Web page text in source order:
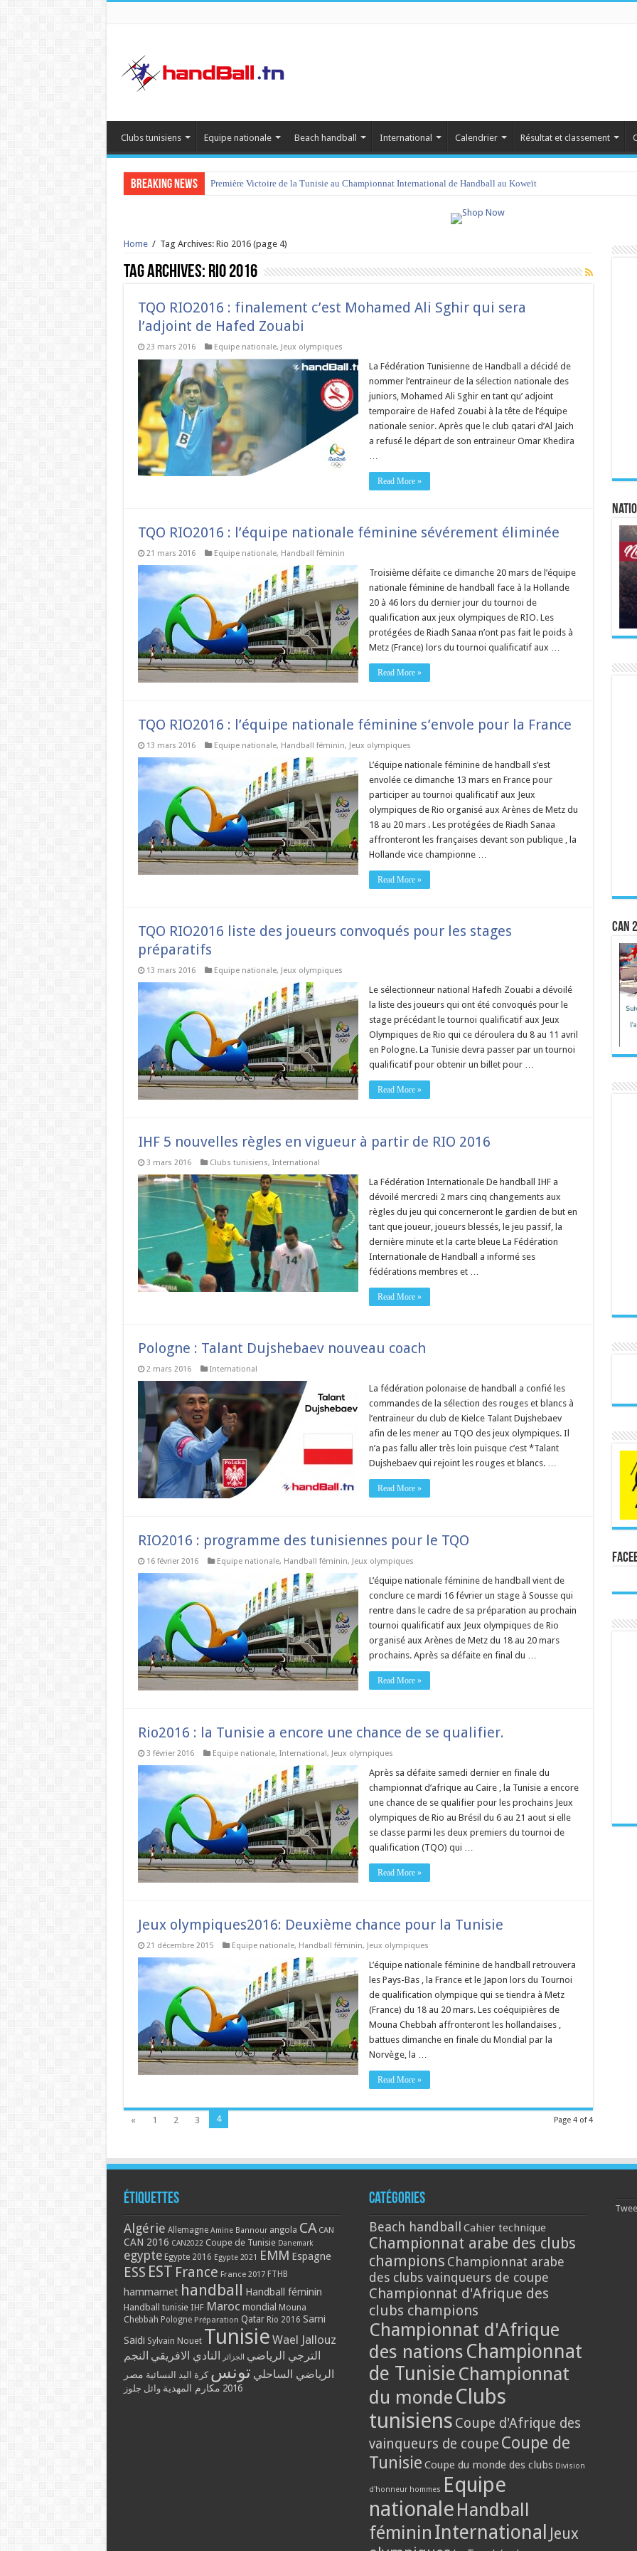
Clubs tunisiens Equipe nationale Beach handball International Calendrier Résultat et classement
Breaking News Première Victoire de la Tunisie au Championnat International de Handball au Koweït
Home / Tag Archives: Rio 2016(page 4)
Tag Archives: Rio 2016
TQO RIO2016 : finalement c’est Mohamed Ali Sghir qui sera
l’adjoint de Hafed Zouabi
23 mars 2016 Equipe nationale, Jeux olympiques
La Fédération Tunisienne de Handball a décidé de
nommer l’entraineur de la sélection nationale des
juniors, Mohamed Ali Sghir en tant qu’ adjoint
temporaire de Hafed Zouabi à la tête de l’équipe
nationale senior. Après que le club qatari d’Al Jaich
a refusé le départ de son entraineur Omar Khedira
…
Read More »
TQO RIO2016 : l’équipe nationale féminine sévérement éliminée
21 mars 2016 Equipe nationale, Handball féminin
Troisième défaite ce dimanche 20 mars de l’équipe
nationale féminine de handball face à la Hollande
20 à 46 lors du dernier jour du tournoi de
qualification aux jeux olympiques de RIO. Les
protégées de Riadh Sanaa n’ont pas fait le poids à
Metz (France) lors du tournoi qualificatif aux …
Read More »
TQO RIO2016 : l’équipe nationale féminine s’envole pour la France
13 mars 2016 Equipe nationale, Handball féminin, Jeux olympiques
L’équipe nationale féminine de handball s’est
envolée ce dimanche 13 mars en France pour
participer au tournoi qualificatif aux Jeux
olympiques de Rio organisé aux Arènes de Metz du
18 au 20 mars . Les protégées de Riadh Sanaa
affronteront les françaises devant son publique , la
Hollande vice championne …
Read More »
TQO RIO2016 liste des joueurs convoqués pour les stages
préparatifs
13 mars 2016 Equipe nationale, Jeux olympiques
Le sélectionneur national Hafedh Zouabi a dévoilé
la liste des joueurs qui ont été convoqués pour le
stage précédant le tournoi qualificatif aux Jeux
Olympiques de Rio qui ce déroulera du 8 au 11 avril
en Pologne. La Tunisie devra passer par un tournoi
qualificatif pour obtenir un billet pour …
Read More »
IHF 5 nouvelles règles en vigueur à partir de RIO 2016
3 mars 2016 Clubs tunisiens, International
La Fédération Internationale De handball IHF a
dévoilé mercredi 2 mars cinq changements aux
règles du jeu qui concerneront le gardien de but en
tant que joueur, joueurs blessés, le jeu passif, la
dernière minute et la carte bleue La Fédération
Internationale de Handball a informé ses
fédérations membres et …
Read More »
Pologne : Talant Dujshebaev nouveau coach
2 mars 2016 International
La fédération polonaise de handball a confié les
commandes de la sélection des rouges et blancs à
l’entraineur du club de Kielce Talant Dujshebaev
afin de les mener au TQO des jeux olympiques. Il
n’a pas fallu aller très loin puisque c’est *Talant
Dujshebaev qui rejoint les rouges et blancs. …
Read More »
RIO2016 : programme des tunisiennes pour le TQO
16 février 2016 Equipe nationale, Handball féminin, Jeux olympiques
L’équipe nationale féminine de handball vient de
conclure ce mardi 16 février un stage à Sousse qui
rentre dans le cadre de sa préparation au prochain
tournoi qualificatif aux Jeux olympiques de Rio
organisé aux Arènes de Metz du 18 au 20 mars
prochains. Après sa défaite en final du …
Read More »
Rio2016 : la Tunisie a encore une chance de se qualifier.
3 février 2016 Equipe nationale, International, Jeux olympiques
Après sa défaite samedi dernier en finale du
championnat d’afrique au Caire , la Tunisie a encore
une chance de se qualifier pour les prochains Jeux
olympiques de Rio au Brésil du 6 au 21 aout si elle
se classe parmi les deux premiers du tournoi de
qualification (TQO) qui …
Read More »
Jeux olympiques2016: Deuxième chance pour la Tunisie
21 décembre 2015 Equipe nationale, Handball féminin, Jeux olympiques
L’équipe nationale féminine de handball retrouvera
les Pays-Bas , la France et le Japon lors du Tournoi
de qualification olympique qui se tiendra à Metz
(France) du 18 au 20 mars. Les coéquipières de
Mouna Chebbah affronteront les hollandaises ,
battues dimanche en finale du Mondial par la
Norvège, la …
Read More »
Page 4 of 4
« 1 2 3 4
CAN
Étiquettes
Algérie Allemagne Amine Bannour angola CA CAN
CAN 2016 CAN2022 Coupe de Tunisie Danemark
egypte Egypte 2016 Egypte 2021 EMM Espagne
ESS EST France France 2017 FTHB
hammamet handball Handball féminin
Handball tunisie IHF Maroc mondial
Mouna
Chebbah Pologne Préparation Qatar Rio 2016 Sami
Saidi Sylvain Nouet Tunisie Wael Jallouz
الترجي الرياضي الجزائر النادي الافريقي النجم
الرياضي الساحلي تونس كرة اليد النسائية مصر
2016 مكارم المهدية وائل جلوز
Catégories
Beach handball Cahier technique
Championnat arabe des clubs
champions Championnat arabe
des clubs vainqueurs de coupe
Championnat d'Afrique des
clubs champions
Championnat d'Afrique
des nations Championnat
de Tunisie Championnat
du monde Clubs
tunisiens Coupe d'Afrique des
vainqueurs de coupe Coupe de
Tunisie Coupe du monde des clubs Division
d'honneur hommes Equipe
nationale Handball
féminin International Jeux